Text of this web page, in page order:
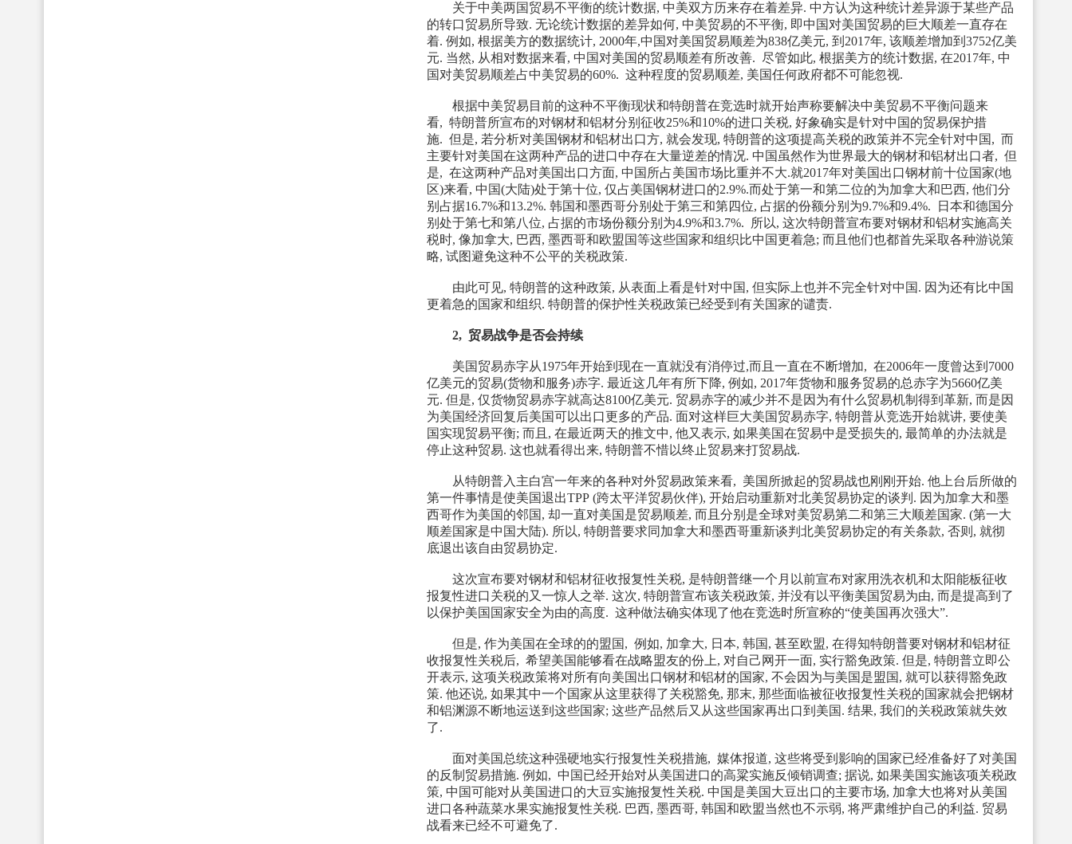
关于中美两国贸易不平衡的统计数据, 中美双方历来存在着差异. 中方认为这种统计差异源于某些产品
的转口贸易所导致. 无论统计数据的差异如何, 中美贸易的不平衡, 即中国对美国贸易的巨大顺差一直存在
着. 例如, 根据美方的数据统计, 2000年,中国对美国贸易顺差为838亿美元, 到2017年, 该顺差增加到3752亿美
元. 当然, 从相对数据来看, 中国对美国的贸易顺差有所改善. 尽管如此, 根据美方的统计数据, 在2017年, 中
国对美贸易顺差占中美贸易的60%. 这种程度的贸易顺差, 美国任何政府都不可能忽视.
根据中美贸易目前的这种不平衡现状和特朗普在竞选时就开始声称要解决中美贸易不平衡问题来
看, 特朗普所宣布的对钢材和铝材分别征收25%和10%的进口关税, 好象确实是针对中国的贸易保护措
施. 但是, 若分析对美国钢材和铝材出口方, 就会发现, 特朗普的这项提高关税的政策并不完全针对中国, 而
主要针对美国在这两种产品的进口中存在大量逆差的情况. 中国虽然作为世界最大的钢材和铝材出口者, 但
是, 在这两种产品对美国出口方面, 中国所占美国市场比重并不大.就2017年对美国出口钢材前十位国家(地
区)来看, 中国(大陆)处于第十位, 仅占美国钢材进口的2.9%.而处于第一和第二位的为加拿大和巴西, 他们分
别占据16.7%和13.2%. 韩国和墨西哥分别处于第三和第四位, 占据的份额分别为9.7%和9.4%. 日本和德国分
别处于第七和第八位, 占据的市场份额分别为4.9%和3.7%. 所以, 这次特朗普宣布要对钢材和铝材实施高关
税时, 像加拿大, 巴西, 墨西哥和欧盟国等这些国家和组织比中国更着急; 而且他们也都首先采取各种游说策
略, 试图避免这种不公平的关税政策.
由此可见, 特朗普的这种政策, 从表面上看是针对中国, 但实际上也并不完全针对中国. 因为还有比中国
更着急的国家和组织. 特朗普的保护性关税政策已经受到有关国家的谴责.
2, 贸易战争是否会持续
美国贸易赤字从1975年开始到现在一直就没有消停过,而且一直在不断增加, 在2006年一度曾达到7000
亿美元的贸易(货物和服务)赤字. 最近这几年有所下降, 例如, 2017年货物和服务贸易的总赤字为5660亿美
元. 但是, 仅货物贸易赤字就高达8100亿美元. 贸易赤字的减少并不是因为有什么贸易机制得到革新, 而是因
为美国经济回复后美国可以出口更多的产品. 面对这样巨大美国贸易赤字, 特朗普从竞选开始就讲, 要使美
国实现贸易平衡; 而且, 在最近两天的推文中, 他又表示, 如果美国在贸易中是受损失的, 最简单的办法就是
停止这种贸易. 这也就看得出来, 特朗普不惜以终止贸易来打贸易战.
从特朗普入主白宫一年来的各种对外贸易政策来看, 美国所掀起的贸易战也刚刚开始. 他上台后所做的
第一件事情是使美国退出TPP (跨太平洋贸易伙伴), 开始启动重新对北美贸易协定的谈判. 因为加拿大和墨
西哥作为美国的邻国, 却一直对美国是贸易顺差, 而且分别是全球对美贸易第二和第三大顺差国家. (第一大
顺差国家是中国大陆). 所以, 特朗普要求同加拿大和墨西哥重新谈判北美贸易协定的有关条款, 否则, 就彻
底退出该自由贸易协定.
这次宣布要对钢材和铝材征收报复性关税, 是特朗普继一个月以前宣布对家用洗衣机和太阳能板征收
报复性进口关税的又一惊人之举. 这次, 特朗普宣布该关税政策, 并没有以平衡美国贸易为由, 而是提高到了
以保护美国国家安全为由的高度. 这种做法确实体现了他在竞选时所宣称的“使美国再次强大”.
但是, 作为美国在全球的的盟国, 例如, 加拿大, 日本, 韩国, 甚至欧盟, 在得知特朗普要对钢材和铝材征
收报复性关税后, 希望美国能够看在战略盟友的份上, 对自己网开一面, 实行豁免政策. 但是, 特朗普立即公
开表示, 这项关税政策将对所有向美国出口钢材和铝材的国家, 不会因为与美国是盟国, 就可以获得豁免政
策. 他还说, 如果其中一个国家从这里获得了关税豁免, 那末, 那些面临被征收报复性关税的国家就会把钢材
和铝渊源不断地运送到这些国家; 这些产品然后又从这些国家再出口到美国. 结果, 我们的关税政策就失效
了.
面对美国总统这种强硬地实行报复性关税措施, 媒体报道, 这些将受到影响的国家已经准备好了对美国
的反制贸易措施. 例如, 中国已经开始对从美国进口的高粱实施反倾销调查; 据说, 如果美国实施该项关税政
策, 中国可能对从美国进口的大豆实施报复性关税. 中国是美国大豆出口的主要市场, 加拿大也将对从美国
进口各种蔬菜水果实施报复性关税. 巴西, 墨西哥, 韩国和欧盟当然也不示弱, 将严肃维护自己的利益. 贸易
战看来已经不可避免了.